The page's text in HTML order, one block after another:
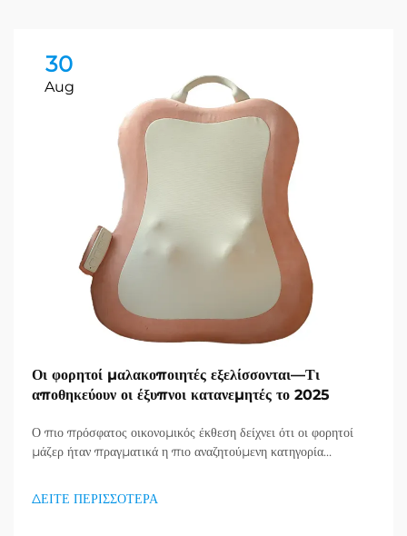
30
Aug
Οι φορητοί μαλακοποιητές εξελίσσονται—Τι
αποθηκεύουν οι έξυπνοι κατανεμητές το 2025
Ο πιο πρόσφατος οικονομικός έκθεση δείχνει ότι οι φορητοί
μάζερ ήταν πραγματικά η πιο αναζητούμενη κατηγορία
διανομείς το έχουν ήδη κατανοήσει...
ΔΕΙΤΕ ΠΕΡΙΣΣΟΤΕΡΑ